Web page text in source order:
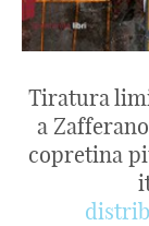
Tiratura
a
copretina